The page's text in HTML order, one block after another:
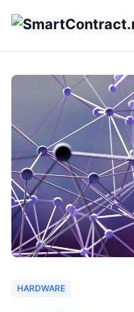
HARDWARE